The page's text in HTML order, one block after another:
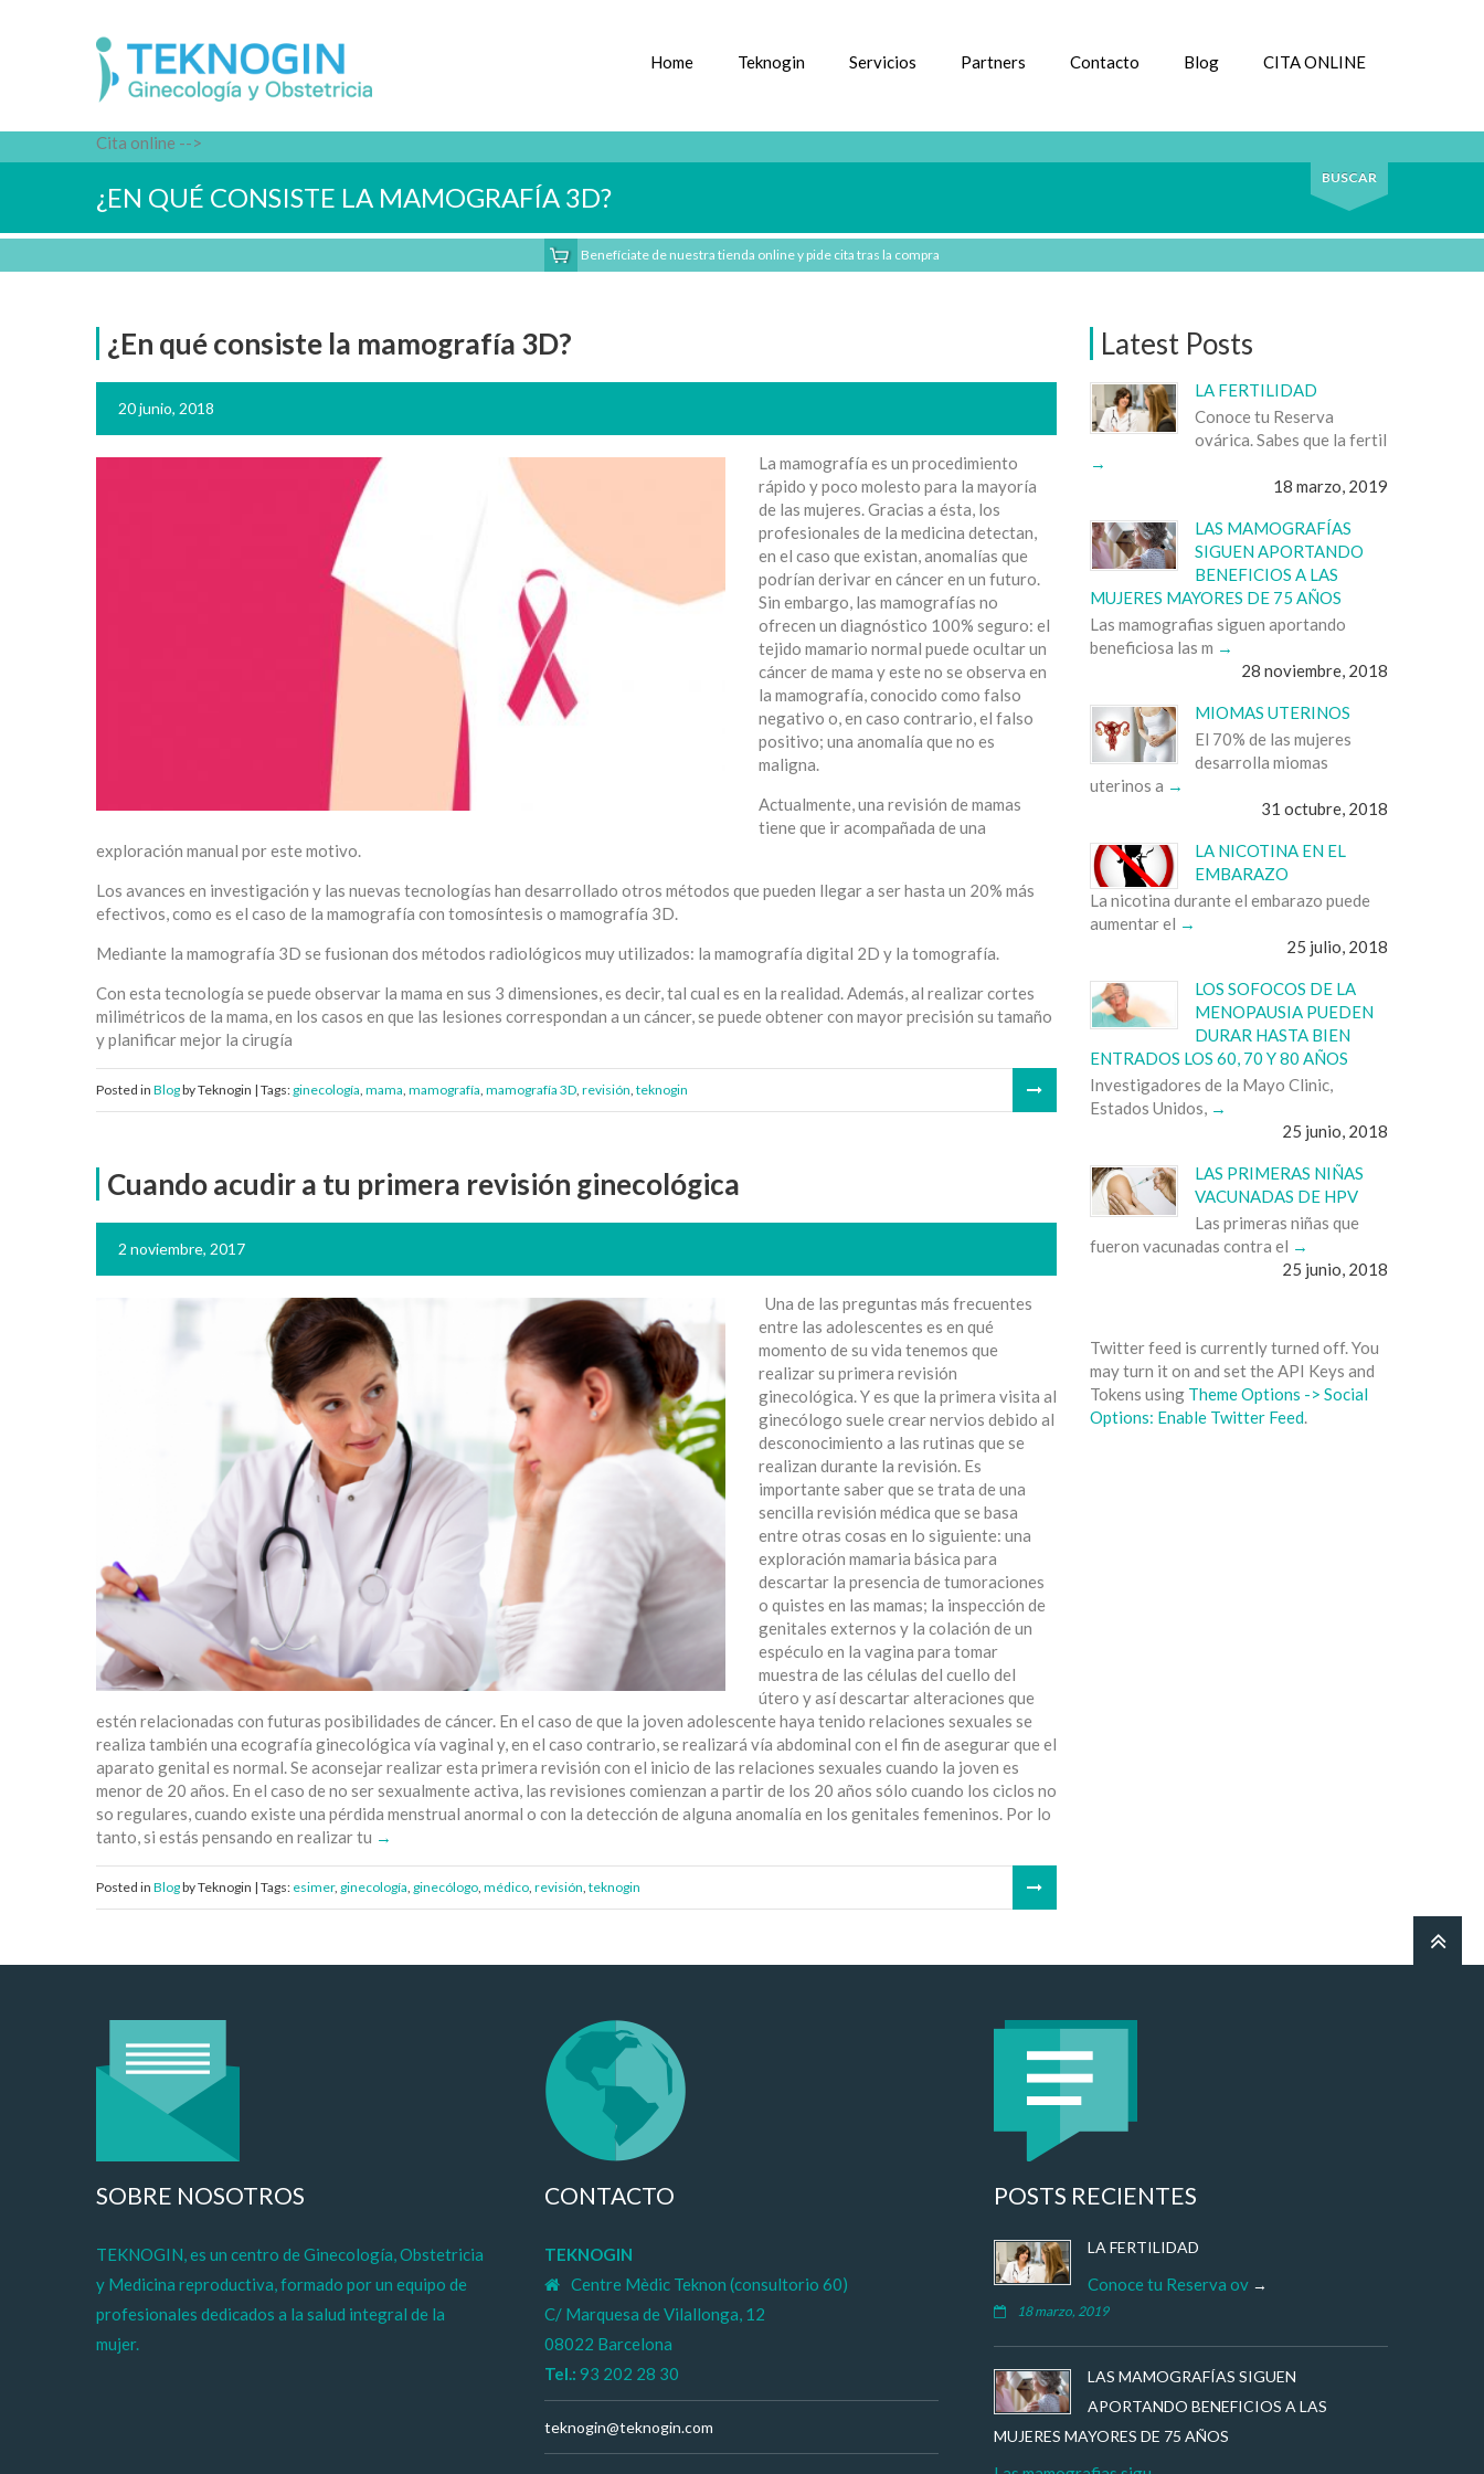
Home Teknogin Servicios Partners Contacto Blog CITA ONLINE
Cita online -->
BUSCAR
¿EN QUÉ CONSISTE LA MAMOGRAFÍA 3D?
Benefíciate de nuestra tienda online y pide cita tras la compra
Latest Posts
LA FERTILIDAD
Conoce tu Reserva
ovárica. Sabes que la fertil
18 marzo, 2019
LAS MAMOGRAFÍAS
SIGUEN APORTANDO
BENEFICIOS A LAS
MUJERES MAYORES DE 75 AÑOS
Las mamografias siguen aportando
beneficiosa las m
28 noviembre, 2018
MIOMAS UTERINOS
El 70% de las mujeres
desarrolla miomas
uterinos a
31 octubre, 2018
LA NICOTINA EN EL
EMBARAZO
La nicotina durante el embarazo puede
aumentar el
25 julio, 2018
LOS SOFOCOS DE LA
MENOPAUSIA PUEDEN
DURAR HASTA BIEN
ENTRADOS LOS 60, 70 Y 80 AÑOS
Investigadores de la Mayo Clinic,
Estados Unidos,
25 junio, 2018
LAS PRIMERAS NIÑAS
VACUNADAS DE HPV
Las primeras niñas que
fueron vacunadas contra el
25 junio, 2018
Twitter feed is currently turned off. You
may turn it on and set the API Keys and
Tokens using Theme Options -> Social
Options: Enable Twitter Feed.
¿En qué consiste la mamografía 3D?
20 junio, 2018
La mamografía es un procedimiento
rápido y poco molesto para la mayoría
de las mujeres. Gracias a ésta, los
profesionales de la medicina detectan,
en el caso que existan, anomalías que
podrían derivar en cáncer en un futuro.
Sin embargo, las mamografías no
ofrecen un diagnóstico 100% seguro: el
tejido mamario normal puede ocultar un
cáncer de mama y este no se observa en
la mamografía, conocido como falso
negativo o, en caso contrario, el falso
positivo; una anomalía que no es
maligna.
Actualmente, una revisión de mamas
tiene que ir acompañada de una
exploración manual por este motivo.
Los avances en investigación y las nuevas tecnologías han desarrollado otros métodos que pueden llegar a ser hasta un 20% más
efectivos, como es el caso de la mamografía con tomosíntesis o mamografía 3D.
Mediante la mamografía 3D se fusionan dos métodos radiológicos muy utilizados: la mamografía digital 2D y la tomografía.
Con esta tecnología se puede observar la mama en sus 3 dimensiones, es decir, tal cual es en la realidad. Además, al realizar cortes
milimétricos de la mama, en los casos en que las lesiones correspondan a un cáncer, se puede obtener con mayor precisión su tamaño
y planificar mejor la cirugía
Posted in Blogby Teknogin | Tags: ginecología, mama, mamografía, mamografía 3D, revisión, teknogin
Cuando acudir a tu primera revisión ginecológica
2 noviembre, 2017
Una de las preguntas más frecuentes
entre las adolescentes es en qué
momento de su vida tenemos que
realizar su primera revisión
ginecológica. Y es que la primera visita al
ginecólogo suele crear nervios debido al
desconocimiento a las rutinas que se
realizan durante la revisión. Es
importante saber que se trata de una
sencilla revisión médica que se basa
entre otras cosas en lo siguiente: una
exploración mamaria básica para
descartar la presencia de tumoraciones
o quistes en las mamas; la inspección de
genitales externos y la colación de un
espéculo en la vagina para tomar
muestra de las células del cuello del
útero y así descartar alteraciones que
estén relacionadas con futuras posibilidades de cáncer. En el caso de que la joven adolescente haya tenido relaciones sexuales se
realiza también una ecografía ginecológica vía vaginal y, en el caso contrario, se realizará vía abdominal con el fin de asegurar que el
aparato genital es normal. Se aconsejar realizar esta primera revisión con el inicio de las relaciones sexuales cuando la joven es
menor de 20 años. En el caso de no ser sexualmente activa, las revisiones comienzan a partir de los 20 años sólo cuando los ciclos no
so regulares, cuando existe una pérdida menstrual anormal o con la detección de alguna anomalía en los genitales femeninos. Por lo
tanto, si estás pensando en realizar tu
Posted in Blogby Teknogin | Tags: esimer, ginecología, ginecólogo, médico, revisión, teknogin
SOBRE NOSOTROS
TEKNOGIN, es un centro de Ginecología, Obstetricia
y Medicina reproductiva, formado por un equipo de
profesionales dedicados a la salud integral de la
mujer.
CONTACTO
TEKNOGIN
Centre Mèdic Teknon (consultorio 60)
C/ Marquesa de Vilallonga, 12
08022 Barcelona
Tel.: 93 202 28 30
teknogin@teknogin.com
POSTS RECIENTES
LA FERTILIDAD
Conoce tu Reserva ov
18 marzo, 2019
LAS MAMOGRAFÍAS SIGUEN
APORTANDO BENEFICIOS A LAS
MUJERES MAYORES DE 75 AÑOS